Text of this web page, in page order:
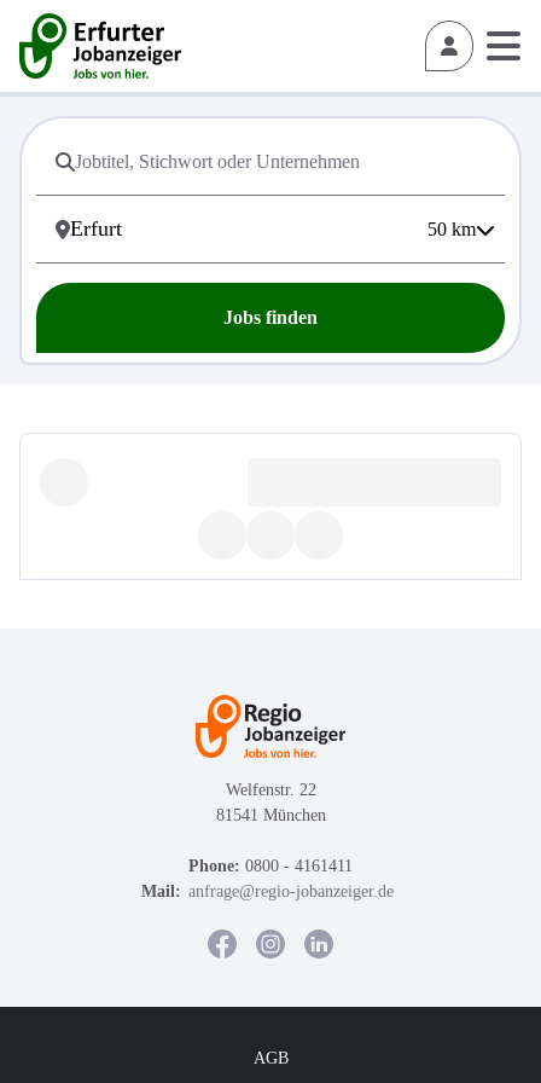
50 km
Jobs finden
Welfenstr. 22
81541 München
Phone: 0800 - 4161411
Mail: anfrage@regio-jobanzeiger.de
AGB